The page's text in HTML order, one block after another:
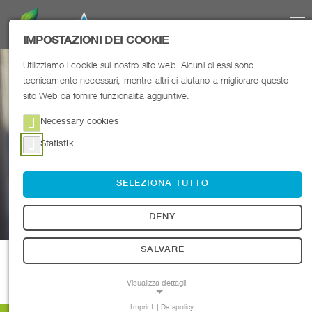
IL MICRO CLEANER
TEAM
REFERENZE
SHOP
DORIS NEUMAIR
PARTNER GERMANIA
IMPOSTAZIONI DEI COOKIE
Utilizziamo i cookie sul nostro sito web. Alcuni di essi sono
tecnicamente necessari, mentre altri ci aiutano a migliorare questo
sito Web oa fornire funzionalità aggiuntive.
Necessary cookies
Statistik
SELEZIONA TUTTO
DENY
SALVARE
Visualizza dettagli
Imprint Datapolicy